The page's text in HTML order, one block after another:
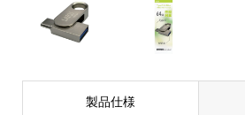
製品仕様